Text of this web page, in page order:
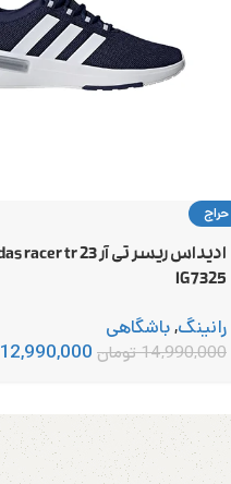
حراج
IG7325
رانینگ,باشگاهی
14,990,000تومان 12,990,000